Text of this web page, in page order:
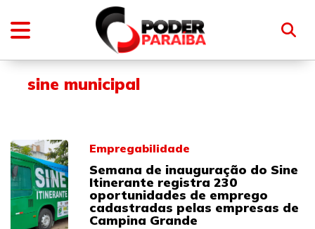
sine municipal
Empregabilidade
Semana de inauguração do Sine
Itinerante registra 230
oportunidades de emprego
cadastradas pelas empresas de
Campina Grande